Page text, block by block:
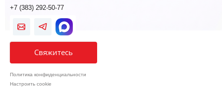
+7 (383) 292-50-77
Свяжитесь
Политика конфиденциальности
Настроить cookie